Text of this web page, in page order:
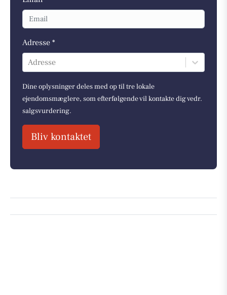
Adresse *
Adresse
Dine oplysninger deles med op til tre lokale
ejendomsmæglere, som efterfølgende vil kontakte dig vedr.
salgsvurdering.
Bliv kontaktet